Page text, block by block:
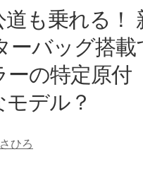
も乗れる！
ーバッグ搭載
の特定原付
モデル？
ひろ